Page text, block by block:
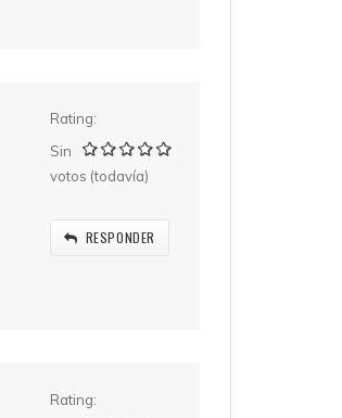
Rating:
Sin
votos (todavía)
RESPONDER
Rating: